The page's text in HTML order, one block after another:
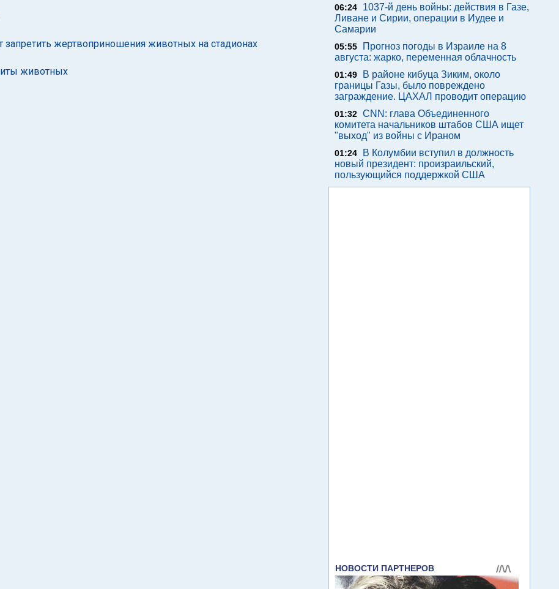
жертвоприношения животных на стадионах
животных
06:24
1037-й день войны: действия в Газе,
Ливане и Сирии, операции в Иудее и
Самарии
05:55
Прогноз погоды в Израиле на 8
августа: жарко, переменная облачность
01:49
В районе кибуца Зиким, около
границы Газы, было повреждено
заграждение. ЦАХАЛ проводит операцию
01:32 CNN: глава Объединенного
комитета начальников штабов США ищет
"выход" из войны с Ираном
01:24
В Колумбии вступил в должность
новый президент: произраильский,
пользующийся поддержкой США